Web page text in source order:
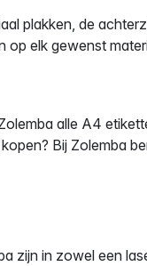
plakken, de
elk gewenst
alle A4
Bij Zolemba
zijn in zowel een